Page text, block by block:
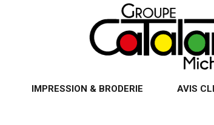
IMPRESSION & BRODERIE AVIS